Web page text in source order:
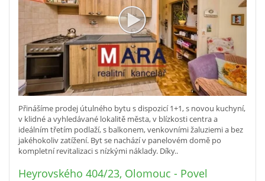
Přinášíme prodej útulného bytu s dispozicí 1+1, s novou kuchyní,
v klidné a vyhledávané lokalitě města, v blízkosti centra a
ideálním třetím podlaží, s balkonem, venkovními žaluziemi a bez
jakéhokoliv zatížení. Byt se nachází v panelovém domě po
kompletní revitalizaci s nízkými náklady. Díky..
Heyrovského 404/23, Olomouc - Povel